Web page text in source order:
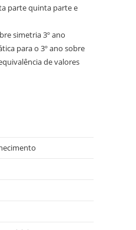
parte quinta parte e
simetria 3º ano
para o 3º ano sobre
de valores